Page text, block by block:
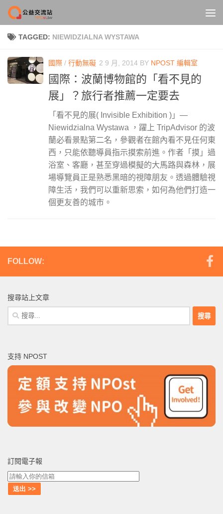
Skip to content
TAGGED: NIEWIDZIALNA WYSTAWA
國際 / 行動無礙 2 9 月, 2014 BY NPOST 編輯室
國際：波蘭博物館的「看不見的
展」？旅行者推薦一定要去
「看不見的展( Invisible Exhibition )」―
Niewidzialna Wystawa ，躍上 TripAdvisor 的波
蘭必看景點第二名，參觀者在館內看不見任何東
西，只能依聽導員指示摸索前進。作者「摸」過
浴室、客廳，甚至穿過模擬的大馬路與森林，展
場導覽員正是熟悉黑暗的視障朋友。透過體驗視
障生活，我們可以重新思索，如何為他們打造一
個更友善的城市。
FOLLOW:
搜尋站上文章
搜
尋
字:
支持 NPOST
訂閱電子報